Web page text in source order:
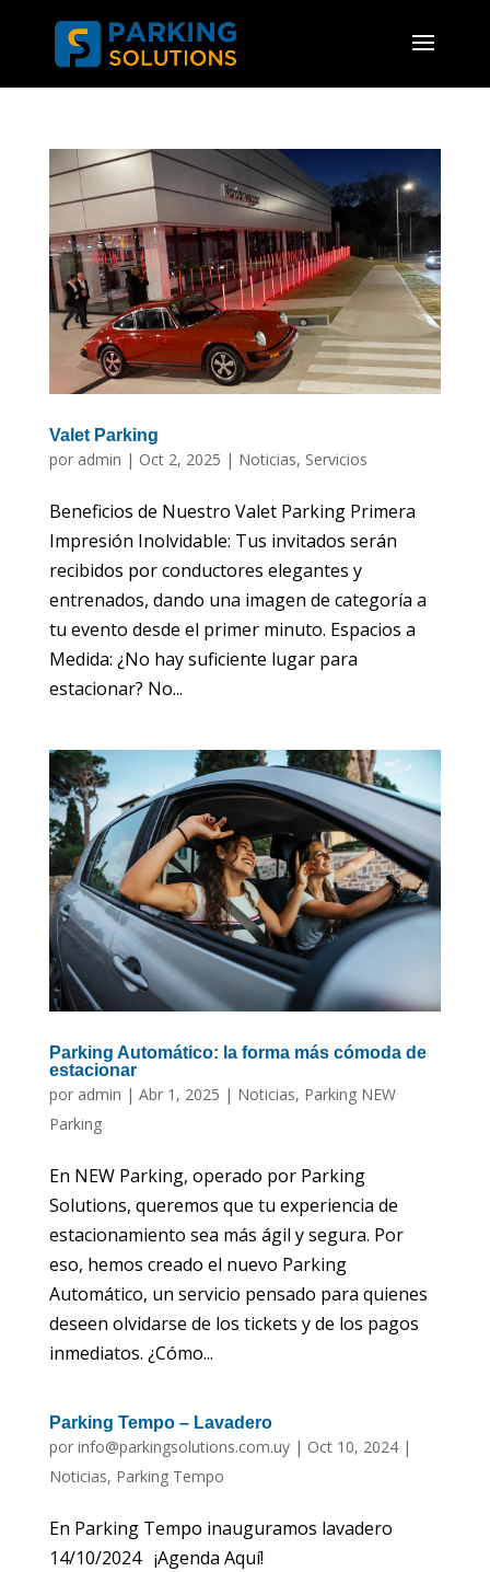
Valet Parking
por admin | Oct 2, 2025 | Noticias, Servicios
Beneficios de Nuestro Valet Parking Primera
Impresión Inolvidable: Tus invitados serán
recibidos por conductores elegantes y
entrenados, dando una imagen de categoría a
tu evento desde el primer minuto. Espacios a
Medida: ¿No hay suficiente lugar para
estacionar? No...
Parking Automático: la forma más cómoda de
estacionar
por admin | Abr 1, 2025 | Noticias, Parking NEW
Parking
En NEW Parking, operado por Parking
Solutions, queremos que tu experiencia de
estacionamiento sea más ágil y segura. Por
eso, hemos creado el nuevo Parking
Automático, un servicio pensado para quienes
deseen olvidarse de los tickets y de los pagos
inmediatos. ¿Cómo...
Parking Tempo – Lavadero
por info@parkingsolutions.com.uy| Oct 10, 2024|
Noticias, Parking Tempo
En Parking Tempo inauguramos lavadero
14/10/2024 ¡Agenda Aquí!